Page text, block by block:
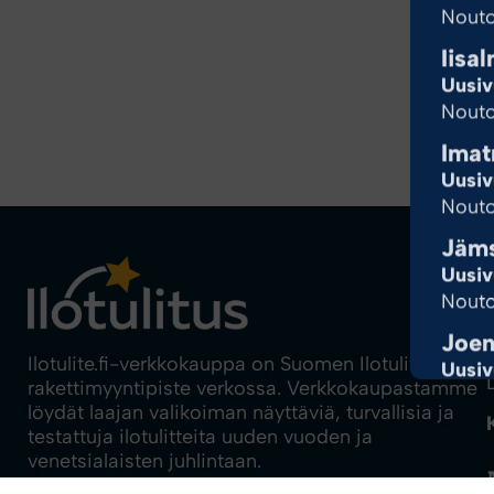
Ilotulite.fi-verkkokauppa on Suomen Ilotulituksen
rakettimyyntipiste verkossa. Verkkokaupastamme
löydät laajan valikoiman näyttäviä, turvallisia ja
testattuja ilotulitteita uuden vuoden ja
venetsialaisten juhlintaan.